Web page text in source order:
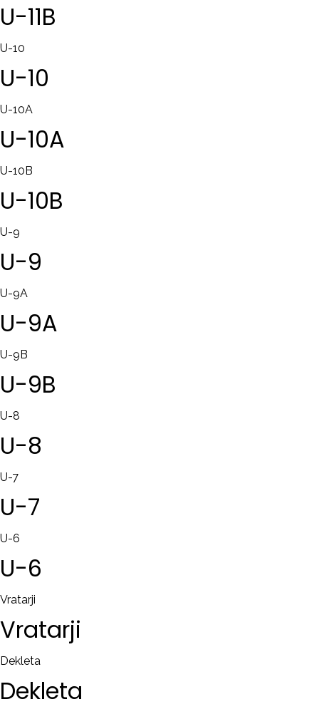
U-11B
U-10
U-10
U-10A
U-10A
U-10B
U-10B
U-9
U-9
U-9A
U-9A
U-9B
U-9B
U-8
U-8
U-7
U-7
U-6
U-6
Vratarji
Vratarji
Dekleta
Dekleta